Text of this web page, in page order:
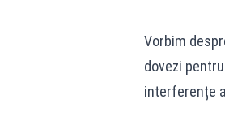
Vorbim
dovezi
interferențe